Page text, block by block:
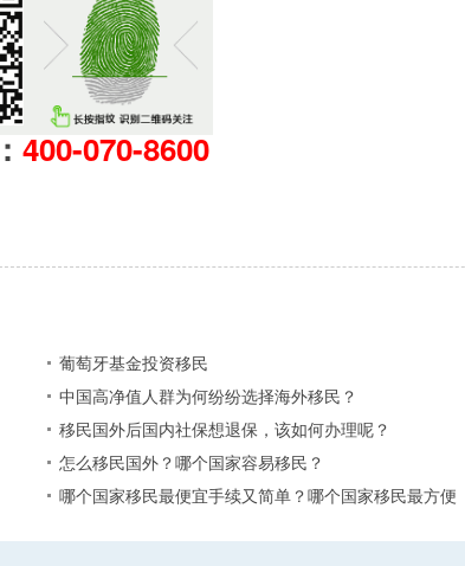
400-070-8600
葡萄牙基金投资移民
中国高净值人群为何纷纷选择海外移民？
移民国外后国内社保想退保，该如何办理呢？
怎么移民国外？哪个国家容易移民？
哪个国家移民最便宜手续又简单？哪个国家移民最方便